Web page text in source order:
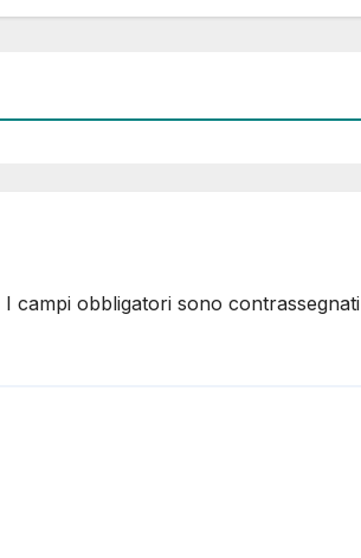
I campi obbligatori sono contrassegnati